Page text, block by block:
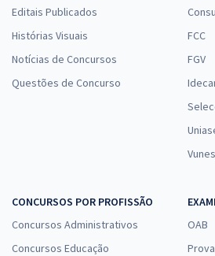
Editais Publicados
Histórias Visuais
Notícias de Concursos
Questões de Concurso
FCC
FGV
CONCURSOS POR PROFISSÃO
Concursos Administrativos
Concursos Educação
OAB